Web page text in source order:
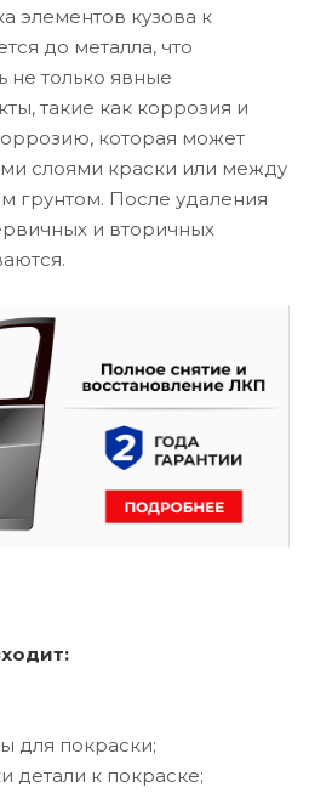
элементов кузова к
до металла, что
не только явные
такие как коррозия и
которая может
слоями краски или между
грунтом. После удаления
и вторичных
для покраски;
детали к покраске;